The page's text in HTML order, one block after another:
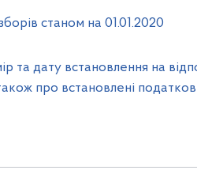
станом на 01.01.2020
та дату встановлення на
про встановлені податкові